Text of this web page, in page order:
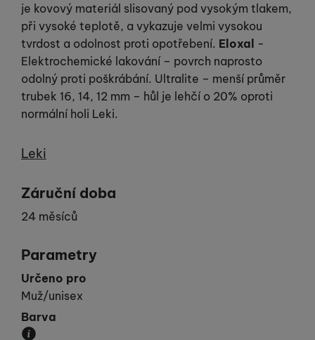
je kovový materiál slisovaný pod vysokým tlakem,
při vysoké teplotě, a vykazuje velmi vysokou
tvrdost a odolnost proti opotřebení. Eloxal -
Elektrochemické lakování – povrch naprosto
odolný proti poškrábání. Ultralite – menší průměr
trubek 16, 14, 12 mm – hůl je lehčí o 20% oproti
normální holi Leki.
Výrobce
Leki
Záruční doba
24 měsíců
Parametry
Určeno pro
Muž/unisex
Barva